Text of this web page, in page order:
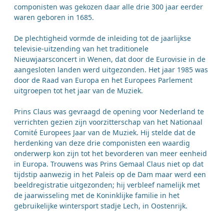
componisten was gekozen daar alle drie 300 jaar eerder
waren geboren in 1685.
De plechtigheid vormde de inleiding tot de jaarlijkse
televisie-uitzending van het traditionele
Nieuwjaarsconcert in Wenen, dat door de Eurovisie in de
aangesloten landen werd uitgezonden. Het jaar 1985 was
door de Raad van Europa en het Europees Parlement
uitgroepen tot het jaar van de Muziek.
Prins Claus was gevraagd de opening voor Nederland te
verrichten gezien zijn voorzitterschap van het Nationaal
Comité Europees Jaar van de Muziek. Hij stelde dat de
herdenking van deze drie componisten een waardig
onderwerp kon zijn tot het bevorderen van meer eenheid
in Europa. Trouwens was Prins Gemaal Claus niet op dat
tijdstip aanwezig in het Paleis op de Dam maar werd een
beeldregistratie uitgezonden; hij verbleef namelijk met
de jaarwisseling met de Koninklijke familie in het
gebruikelijke wintersport stadje Lech, in Oostenrijk.